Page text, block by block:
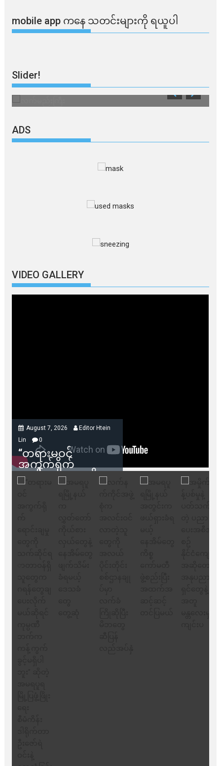
mobile app ​​ကနေ ​​သတင်းများကို ရယူပါ
Slider!
လက်မည်းကြီး
ADS
VIDEO GALLERY
August 7, 2026
Editor Htein
Lin
0
“တရားမဝင်
အကွက်ရိုက်
ရောင်းချမှုတွေကို
သက်ဆိုင်ရာတာဝန်ရှိ